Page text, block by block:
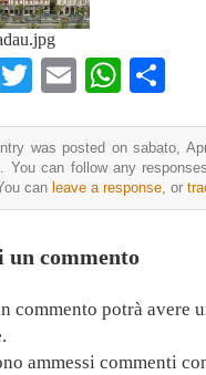
Facebook
TwitterEmail
was posted on sabato,
. You can follow any
can leave a response, or
un commento
commento potrà avere
ammessi commenti